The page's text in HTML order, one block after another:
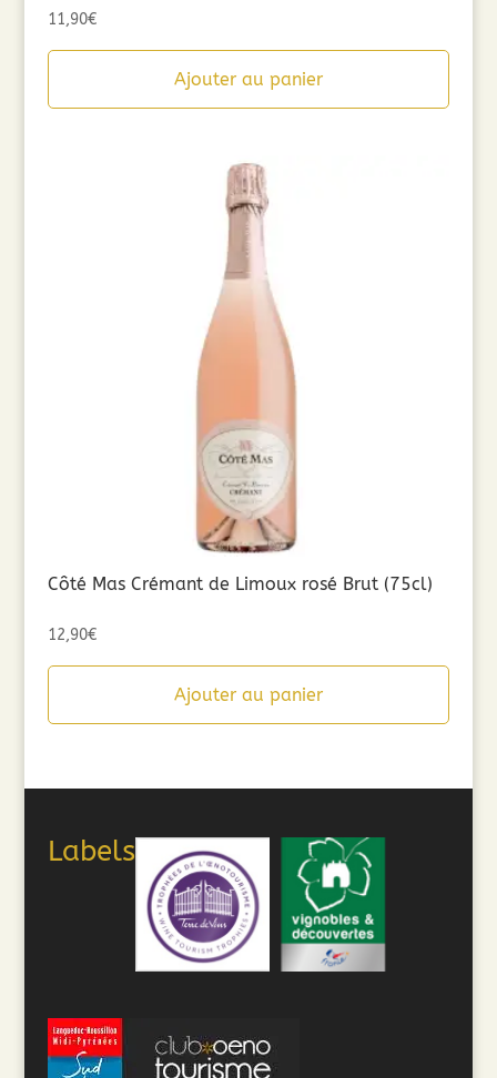
11,90€
Ajouter au panier
Côté Mas Crémant de Limoux rosé Brut (75cl)
12,90€
Ajouter au panier
Labels